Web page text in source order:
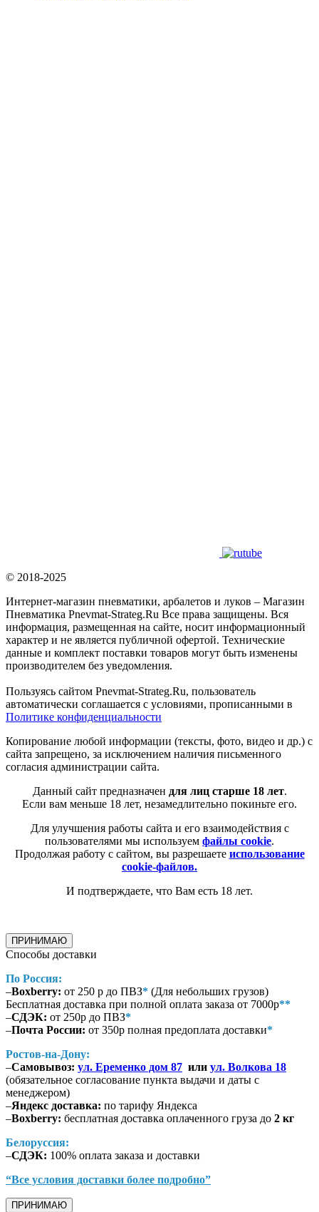
© 2018-2025
Интернет-магазин пневматики, арбалетов и луков – Магазин
Пневматика Pnevmat-Strateg.Ru Все права защищены. Вся
информация, размещенная на сайте, носит информационный
характер и не является публичной офертой. Технические
данные и комплект поставки товаров могут быть изменены
производителем без уведомления.
Пользуясь сайтом Pnevmat-Strateg.Ru, пользователь
автоматически соглашается с условиями, прописанными в
Политике конфиденциальности
Копирование любой информации (тексты, фото, видео и др.) с
сайта запрещено, за исключением наличия письменного
согласия администрации сайта.
Данный сайт предназначен для лиц старше 18 лет.
Если вам меньше 18 лет, незамедлительно покиньте его.
Для улучшения работы сайта и его взаимодействия с
пользователями мы используем файлы cookie.
Продолжая работу с сайтом, вы разрешаете использование
cookie-файлов.
И подтверждаете, что Вам есть 18 лет.
ПРИНИМАЮ
Способы доставки
По Россия:
–Boxberry: от 250 р до ПВЗ* (Для небольших грузов)
Бесплатная доставка при полной оплата заказа от 7000р**
–СДЭК: от 250р до ПВЗ*
–Почта России: от 350р полная предоплата доставки*
Ростов-на-Дону:
–Самовывоз: ул. Еременко дом 87 или ул. Волкова 18
(обязательное согласование пункта выдачи и даты с
менеджером)
–Яндекс доставка: по тарифу Яндекса
–Boxberry: бесплатная доставка оплаченного груза до 2 кг
Белоруссия:
–СДЭК: 100% оплата заказа и доставки
“Все условия доставки более подробно”
ПРИНИМАЮ